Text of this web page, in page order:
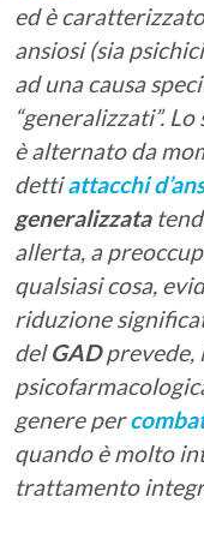
ed è
ansiosi (sia
ad una causa
“generalizzati”.
è alternato da
dettiattacchi
generalizzata
allerta, a
qualsiasi cosa,
riduzione
delGADprevede,
genere per
quando è molto
trattamento